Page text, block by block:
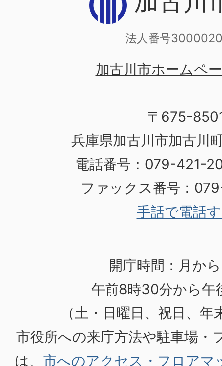
法人番号
加古川市ホームペ
〒675-
兵庫県加古川市加古川
電話番号：079-421-
ファックス番号：
手話で電話
開庁時間：月か
午前8時30分から午
（土・日曜日、祝日、
市役所への来庁方法や駐車場・
は、 市へのアクセス・フロアマ